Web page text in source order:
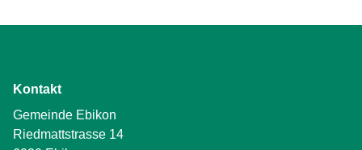
Kontakt
Gemeinde Ebikon
Riedmattstrasse 14